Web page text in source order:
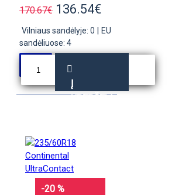
170.67€ 136.54€
Vilniaus sandėlyje: 0
EU
sandėliuose: 4
Į
KREPŠELĮ
-20 %